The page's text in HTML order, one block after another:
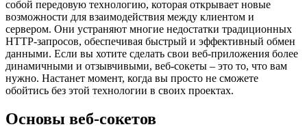
собой передовую технологию, которая открывает новые
возможности для взаимодействия между клиентом и
сервером. Они устраняют многие недостатки традиционных
HTTP-запросов, обеспечивая быстрый и эффективный обмен
данными. Если вы хотите сделать свои веб-приложения более
динамичными и отзывчивыми, веб-сокеты – это то, что вам
нужно. Настанет момент, когда вы просто не сможете
обойтись без этой технологии в своих проектах.
Основы веб-сокетов